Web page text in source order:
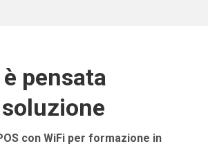
pensata
con WiFi per formazione in